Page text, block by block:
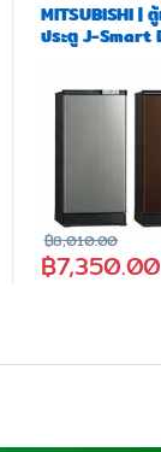
MITSUBISHI |
ประตู J-
฿7,350.00
฿8,010.00